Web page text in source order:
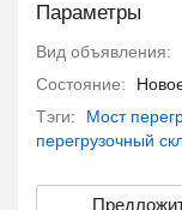
Параметры
Вид объявления:
Состояние:
Тэги:
Мост
перегрузочный